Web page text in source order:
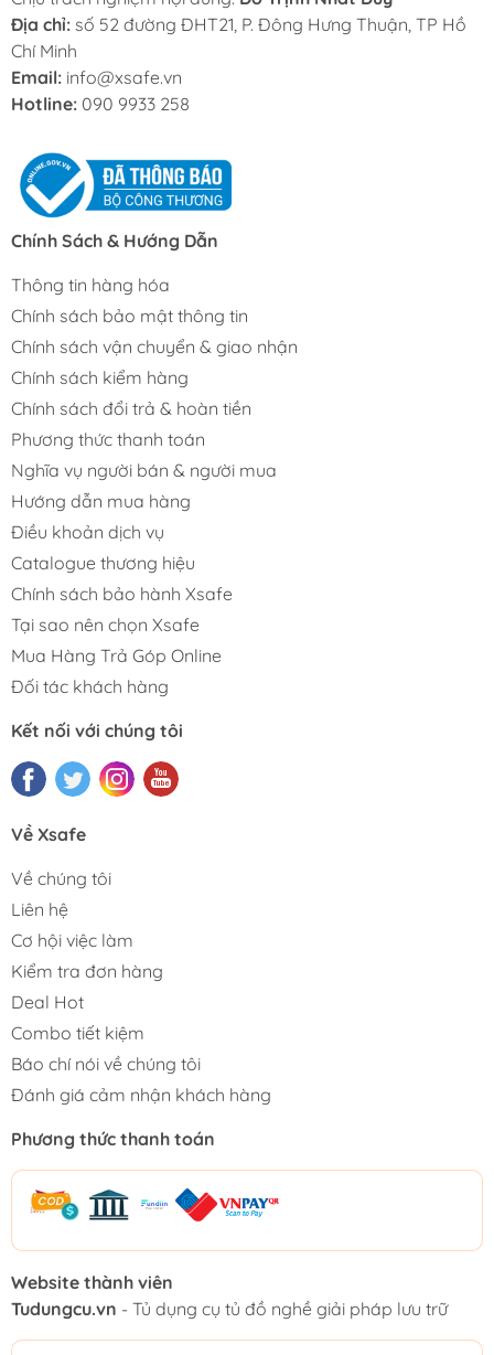
Địa chỉ: số 52 đường ĐHT21, P. Đông Hưng Thuận, TP Hồ
Chí Minh
Email: info@xsafe.vn
Hotline: 090 9933 258
Chính Sách & Hướng Dẫn
Thông tin hàng hóa
Chính sách bảo mật thông tin
Chính sách vận chuyển & giao nhận
Chính sách kiểm hàng
Chính sách đổi trả & hoàn tiền
Phương thức thanh toán
Nghĩa vụ người bán & người mua
Hướng dẫn mua hàng
Điều khoản dịch vụ
Catalogue thương hiệu
Chính sách bảo hành Xsafe
Tại sao nên chọn Xsafe
Mua Hàng Trả Góp Online
Đối tác khách hàng
Kết nối với chúng tôi
Về Xsafe
Về chúng tôi
Liên hệ
Cơ hội việc làm
Kiểm tra đơn hàng
Deal Hot
Combo tiết kiệm
Báo chí nói về chúng tôi
Đánh giá cảm nhận khách hàng
Phương thức thanh toán
Website thành viên
Tudungcu.vn - Tủ dụng cụ tủ đồ nghề giải pháp lưu trữ